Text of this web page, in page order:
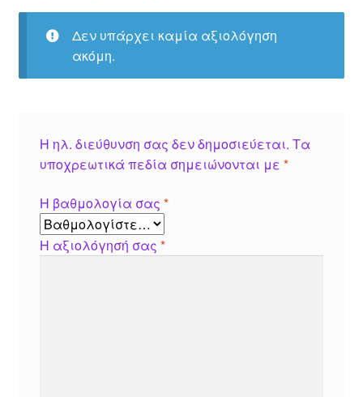
Δεν υπάρχει καμία αξιολόγηση
ακόμη.
Η ηλ. διεύθυνση σας δεν δημοσιεύεται. Τα
υποχρεωτικά πεδία σημειώνονται με *
Η βαθμολογία σας *
Η αξιολόγησή σας *